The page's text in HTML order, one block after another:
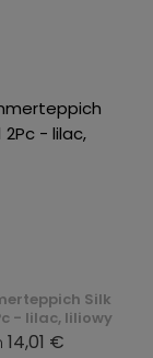
Silk
- lilac, liliowy
14,01 €